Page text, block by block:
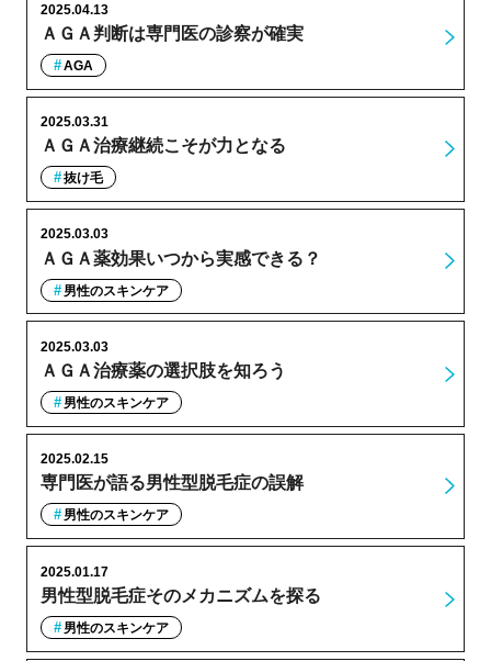
ＡＧＡ判断は専門医の診察が確実
2025.04.13
AGA
ＡＧＡ治療継続こそが力となる
2025.03.31
抜け毛
ＡＧＡ薬効果いつから実感できる？
2025.03.03
男性のスキンケア
ＡＧＡ治療薬の選択肢を知ろう
2025.03.03
男性のスキンケア
専門医が語る男性型脱毛症の誤解
2025.02.15
男性のスキンケア
男性型脱毛症そのメカニズムを探る
2025.01.17
男性のスキンケア